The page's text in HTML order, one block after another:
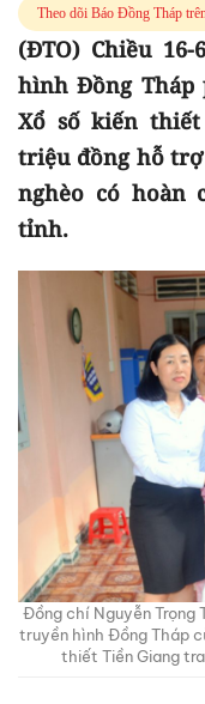
Theo dõi Báo Đồng Tháp
(ĐTO) Chiều
hình Đồng Tháp
Xổ số kiến
triệu đồng hỗ
nghèo có hoàn
tỉnh.
Đồng chí Nguyễn Trọng
truyền hình Đồng Tháp
thiết Tiền Giang